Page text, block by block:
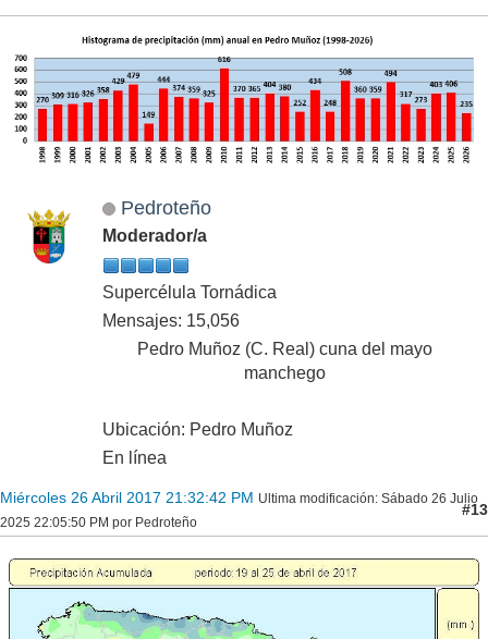
Pedroteño
Moderador/a
Supercélula Tornádica
Mensajes: 15,056
Pedro Muñoz (C. Real) cuna del mayo
manchego
Ubicación: Pedro Muñoz
En línea
Miércoles 26 Abril 2017 21:32:42 PM Ultima modificación: Sábado 26 Julio
2025 22:05:50 PM por Pedroteño
#13